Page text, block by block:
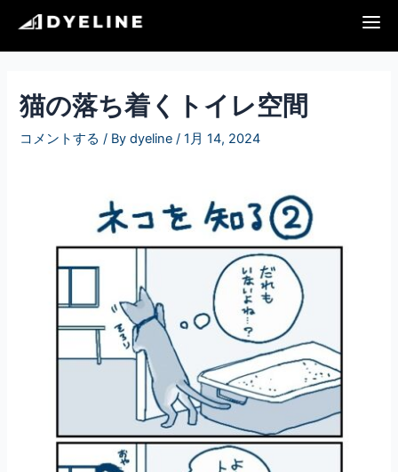
を
猫の落ち着くトイレ空間
コメントする / Bydyeline/1月 14, 2024
稿
ナ